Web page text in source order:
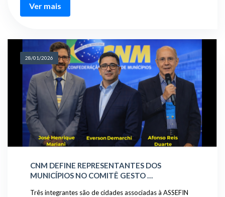
Ver mais
28/01/2026
CNM DEFINE REPRESENTANTES DOS
MUNICÍPIOS NO COMITÊ GESTO …
Três integrantes são de cidades associadas à ASSEFIN